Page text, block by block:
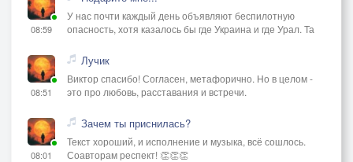
08:59
У нас почти каждый день объявляют беспилотную
опасность, хотя казалось бы где Украина и где Урал. Та
08:51
Лучик
Виктор спасибо! Согласен, метафорично. Но в целом -
это про любовь, расставания и встречи.
08:01
Зачем ты приснилась?
Текст хороший, и исполнение и музыка, всё сошлось.
Соавторам респект! 👏👏👏